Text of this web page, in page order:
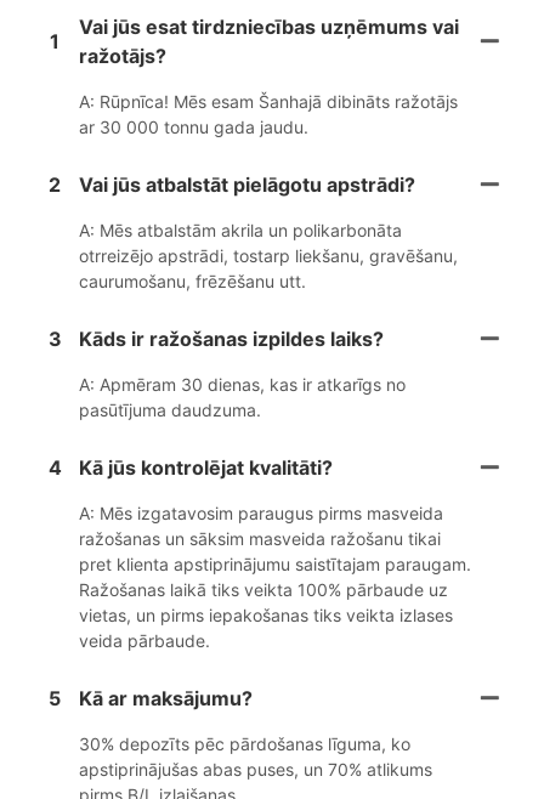
1
Vai jūs esat tirdzniecības uzņēmums vai
ražotājs?
A: Rūpnīca! Mēs esam Šanhajā dibināts ražotājs
ar 30 000 tonnu gada jaudu.
2 Vai jūs atbalstāt pielāgotu apstrādi?
A: Mēs atbalstām akrila un polikarbonāta
otrreizējo apstrādi, tostarp liekšanu, gravēšanu,
caurumošanu, frēzēšanu utt.
3 Kāds ir ražošanas izpildes laiks?
A: Apmēram 30 dienas, kas ir atkarīgs no
pasūtījuma daudzuma.
4 Kā jūs kontrolējat kvalitāti?
A: Mēs izgatavosim paraugus pirms masveida
ražošanas un sāksim masveida ražošanu tikai
pret klienta apstiprinājumu saistītajam paraugam.
Ražošanas laikā tiks veikta 100% pārbaude uz
vietas, un pirms iepakošanas tiks veikta izlases
veida pārbaude.
5 Kā ar maksājumu?
30% depozīts pēc pārdošanas līguma, ko
apstiprinājušas abas puses, un 70% atlikums